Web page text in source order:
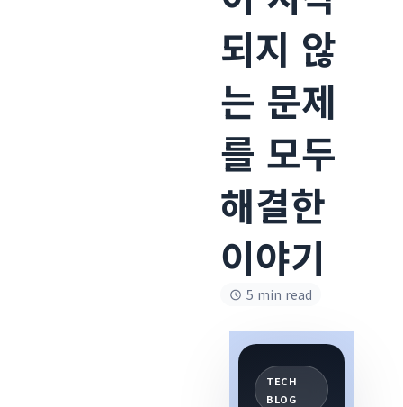
되지 않
는 문제
를 모두
해결한
이야기
5 min read
TECH
BLOG